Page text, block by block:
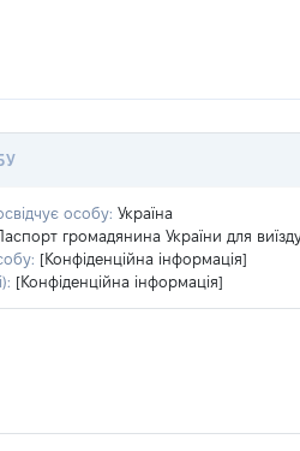
особу: Україна
громадянина України для
[Конфіденційна інформація]
[Конфіденційна інформація]